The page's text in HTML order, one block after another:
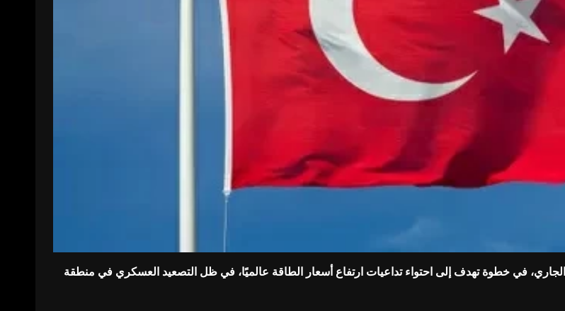
في خطوة تهدف إلى احتواء تداعيات ارتفاع أسعار الطاقة عالميًا، في ظل التصعيد العسكري في منطقة